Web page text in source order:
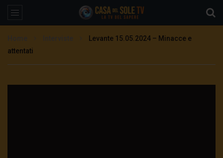
Levante 15.05.2024 – Minacce e
attentati